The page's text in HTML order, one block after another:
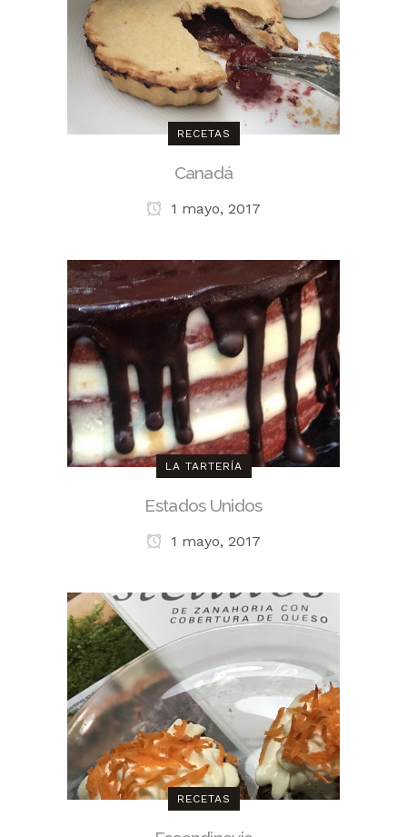
RECETAS
Canadá
1 mayo, 2017
LA TARTERÍA
Estados Unidos
1 mayo, 2017
RECETAS